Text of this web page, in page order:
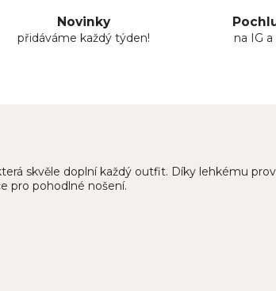
Novinky
přidáváme každý týden! na IG
skvěle doplní každý outfit. Díky lehkému
pro pohodlné nošení.